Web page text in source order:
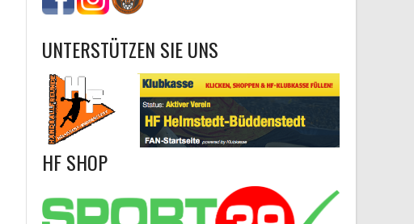
UNTERSTÜTZEN SIE UNS
HF SHOP